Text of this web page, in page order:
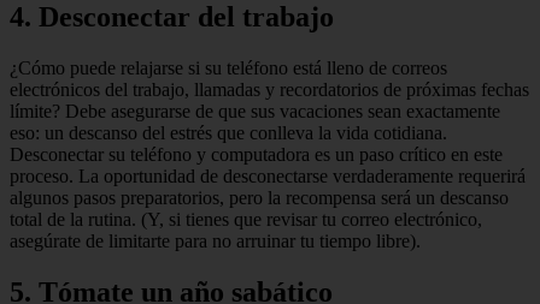
4. Desconectar del trabajo
¿Cómo puede relajarse si su teléfono está lleno de correos
electrónicos del trabajo, llamadas y recordatorios de próximas fechas
límite? Debe asegurarse de que sus vacaciones sean exactamente
eso: un descanso del estrés que conlleva la vida cotidiana.
Desconectar su teléfono y computadora es un paso crítico en este
proceso. La oportunidad de desconectarse verdaderamente requerirá
algunos pasos preparatorios, pero la recompensa será un descanso
total de la rutina. (Y, si tienes que revisar tu correo electrónico,
asegúrate de limitarte para no arruinar tu tiempo libre).
5. Tómate un año sabático